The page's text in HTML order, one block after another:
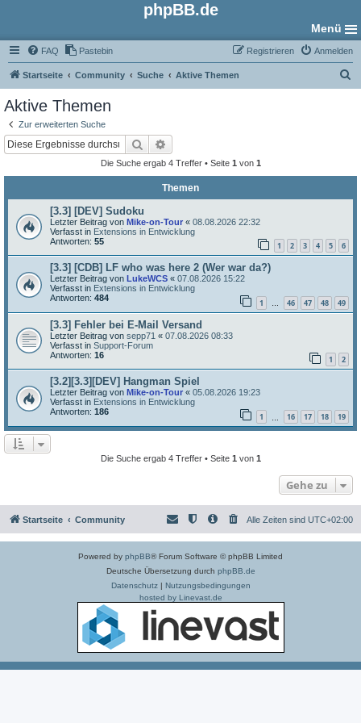
phpBB.de
Menü
FAQ Pastebin Anmelden
Registrieren
Startseite Community Suche Aktive Themen
Aktive Themen
Zur erweiterten Suche
Suche
Die Suche ergab 4 Treffer • Seite 1 von 1
Themen
[3.3] [DEV] Sudoku
Letzter Beitrag von Mike-on-Tour « 08.08.2026 22:32
Verfasst in Extensions in Entwicklung
Antworten: 55 1 2 3 4 5 6
[3.3] [CDB] LF who was here 2 (Wer war da?)
Letzter Beitrag von LukeWCS « 07.08.2026 15:22
Verfasst in Extensions in Entwicklung
Antworten: 484 1 … 46 47 48 49
[3.3] Fehler bei E-Mail Versand
Letzter Beitrag von sepp71 « 07.08.2026 08:33
Verfasst in Support-Forum
Antworten: 16 1 2
[3.2][3.3][DEV] Hangman Spiel
Letzter Beitrag von Mike-on-Tour « 05.08.2026 19:23
Verfasst in Extensions in Entwicklung
Antworten: 186 1 16 17 18 19
Die Suche ergab 4 Treffer • Seite 1 von 1
Gehe zu
Startseite Community Alle Zeiten sind UTC+02:00
Powered by phpBB® Forum Software © phpBB Limited
Deutsche Übersetzung durch phpBB.de
Datenschutz| Nutzungsbedingungen
hosted by Linevast.de